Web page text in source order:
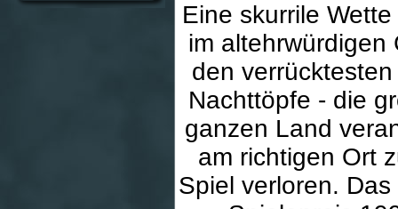
Eine skurrile
im altehrwürdigen
den
Nachttöpfe - die
ganzen Land
am richtigen Ort
Spiel verloren.